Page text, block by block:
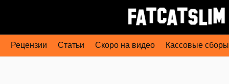
Рецензии Статьи Скоро на видео Кассовые сборы